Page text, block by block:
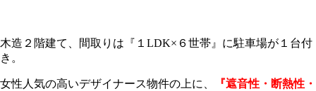
木造２階建て、間取りは『１LDK×６世帯』に駐車場が１台付
き。
女性人気の高いデザイナース物件の上に、
『遮音性・断熱性・